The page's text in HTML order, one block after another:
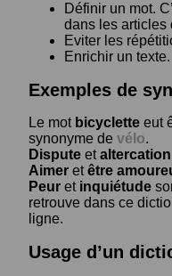
Définir un mot.
dans les articles
Eviter les
Enrichir un texte.
Exemples de
Le mot bicyclette eut
synonyme de vélo.
Dispute etaltercation
Aimer etêtre
Peur et inquiétude
retrouve dans ce
ligne.
Usage d’un